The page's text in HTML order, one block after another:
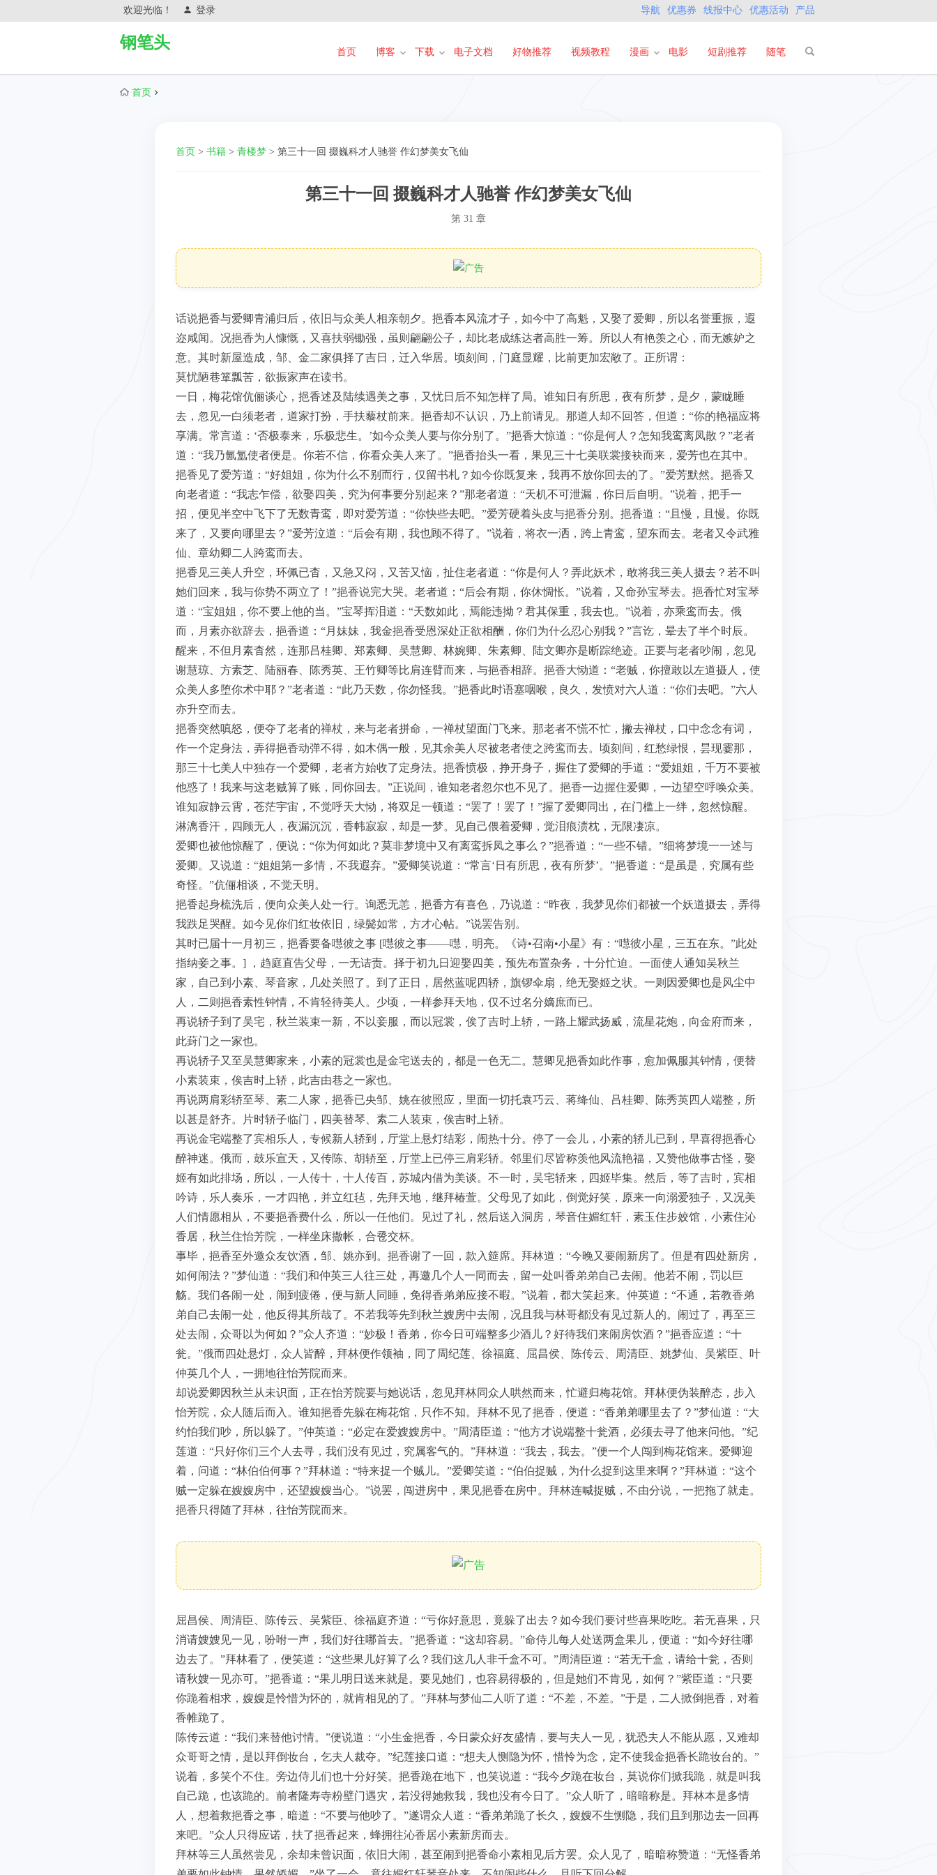
欢迎光临！ 登录 导航 优惠券 线报中心 优惠活动 产品
钢笔头
首页 博客 下载 电子文档 好物推荐 视频教程 漫画 电影 短剧推荐 随笔
首页
首页 > 书籍 > 青楼梦 > 第三十一回 掇巍科才人驰誉 作幻梦美女飞仙
第三十一回 掇巍科才人驰誉 作幻梦美女飞仙
第 31 章
话说挹香与爱卿青浦归后，依旧与众美人相亲朝夕。挹香本风流才子，如今中了高魁，又娶了爱卿，所以名誉重振，遐
迩咸闻。况挹香为人慷慨，又喜扶弱锄强，虽则翩翩公子，却比老成练达者高胜一筹。所以人有艳羡之心，而无嫉妒之
意。其时新屋造成，邹、金二家俱择了吉日，迁入华居。顷刻间，门庭显耀，比前更加宏敞了。正所谓：
莫忧陋巷箪瓢苦，欲振家声在读书。
一日，梅花馆伉俪谈心，挹香述及陆续遇美之事，又忧日后不知怎样了局。谁知日有所思，夜有所梦，是夕，蒙眬睡
去，忽见一白须老者，道家打扮，手扶藜杖前来。挹香却不认识，乃上前请见。那道人却不回答，但道：“你的艳福应将
享满。常言道：‘否极泰来，乐极悲生。’如今众美人要与你分别了。”挹香大惊道：“你是何人？怎知我鸾离凤散？”老者
道：“我乃氤氲使者便是。你若不信，你看众美人来了。”挹香抬头一看，果见三十七美联裳接袂而来，爱芳也在其中。
挹香见了爱芳道：“好姐姐，你为什么不别而行，仅留书札？如今你既复来，我再不放你回去的了。”爱芳默然。挹香又
向老者道：“我志乍偿，欲娶四美，究为何事要分别起来？”那老者道：“天机不可泄漏，你日后自明。”说着，把手一
招，便见半空中飞下了无数青鸾，即对爱芳道：“你快些去吧。”爱芳硬着头皮与挹香分别。挹香道：“且慢，且慢。你既
来了，又要向哪里去？”爱芳泣道：“后会有期，我也顾不得了。”说着，将衣一洒，跨上青鸾，望东而去。老者又令武雅
仙、章幼卿二人跨鸾而去。
挹香见三美人升空，环佩已杳，又急又闷，又苦又恼，扯住老者道：“你是何人？弄此妖术，敢将我三美人摄去？若不叫
她们回来，我与你势不两立了！”挹香说完大哭。老者道：“后会有期，你休惆怅。”说着，又命孙宝琴去。挹香忙对宝琴
道：“宝姐姐，你不要上他的当。”宝琴挥泪道：“天数如此，焉能违拗？君其保重，我去也。”说着，亦乘鸾而去。俄
而，月素亦欲辞去，挹香道：“月妹妹，我金挹香受恩深处正欲相酬，你们为什么忍心别我？”言讫，晕去了半个时辰。
醒来，不但月素杳然，连那吕桂卿、郑素卿、吴慧卿、林婉卿、朱素卿、陆文卿亦是断踪绝迹。正要与老者吵闹，忽见
谢慧琼、方素芝、陆丽春、陈秀英、王竹卿等比肩连臂而来，与挹香相辞。挹香大恸道：“老贼，你擅敢以左道摄人，使
众美人多堕你术中耶？”老者道：“此乃天数，你勿怪我。”挹香此时语塞咽喉，良久，发愤对六人道：“你们去吧。”六人
亦升空而去。
挹香突然嗔怒，便夺了老者的禅杖，来与老者拼命，一禅杖望面门飞来。那老者不慌不忙，撇去禅杖，口中念念有词，
作一个定身法，弄得挹香动弹不得，如木偶一般，见其余美人尽被老者使之跨鸾而去。顷刻间，红愁绿恨，昙现霎那，
那三十七美人中独存一个爱卿，老者方始收了定身法。挹香愤极，挣开身子，握住了爱卿的手道：“爱姐姐，千万不要被
他惑了！我来与这老贼算了账，同你回去。”正说间，谁知老者忽尔也不见了。挹香一边握住爱卿，一边望空呼唤众美。
谁知寂静云霄，苍茫宇宙，不觉呼天大恸，将双足一顿道：“罢了！罢了！”握了爱卿同出，在门槛上一绊，忽然惊醒。
淋漓香汗，四顾无人，夜漏沉沉，香帏寂寂，却是一梦。见自己偎着爱卿，觉泪痕渍枕，无限凄凉。
爱卿也被他惊醒了，便说：“你为何如此？莫非梦境中又有离鸾拆凤之事么？”挹香道：“一些不错。”细将梦境一一述与
爱卿。又说道：“姐姐第一多情，不我遐弃。”爱卿笑说道：“常言‘日有所思，夜有所梦’。”挹香道：“是虽是，究属有些
奇怪。”伉俪相谈，不觉天明。
挹香起身梳洗后，便向众美人处一行。询悉无恙，挹香方有喜色，乃说道：“昨夜，我梦见你们都被一个妖道摄去，弄得
我跌足哭醒。如今见你们红妆依旧，绿鬓如常，方才心帖。”说罢告别。
其时已届十一月初三，挹香要备嚖彼之事 [嚖彼之事——嚖，明亮。《诗•召南•小星》有：“嚖彼小星，三五在东。”此处
指纳妾之事。] ，趋庭直告父母，一无诘责。择于初九日迎娶四美，预先布置杂务，十分忙迫。一面使人通知吴秋兰
家，自己到小素、琴音家，几处关照了。到了正日，居然蓝呢四轿，旗锣伞扇，绝无娶姬之状。一则因爱卿也是风尘中
人，二则挹香素性钟情，不肯轻待美人。少顷，一样参拜天地，仅不过名分嫡庶而已。
再说轿子到了吴宅，秋兰装束一新，不以妾服，而以冠裳，俟了吉时上轿，一路上耀武扬威，流星花炮，向金府而来，
此葑门之一家也。
再说轿子又至吴慧卿家来，小素的冠裳也是金宅送去的，都是一色无二。慧卿见挹香如此作事，愈加佩服其钟情，便替
小素装束，俟吉时上轿，此吉由巷之一家也。
再说两肩彩轿至琴、素二人家，挹香已央邹、姚在彼照应，里面一切托袁巧云、蒋绛仙、吕桂卿、陈秀英四人端整，所
以甚是舒齐。片时轿子临门，四美替琴、素二人装束，俟吉时上轿。
再说金宅端整了宾相乐人，专候新人轿到，厅堂上悬灯结彩，闹热十分。停了一会儿，小素的轿儿已到，早喜得挹香心
醉神迷。俄而，鼓乐宣天，又传陈、胡轿至，厅堂上已停三肩彩轿。邻里们尽皆称羡他风流艳福，又赞他做事古怪，娶
姬有如此排场，所以，一人传十，十人传百，苏城内借为美谈。不一时，吴宅轿来，四姬毕集。然后，等了吉时，宾相
吟诗，乐人奏乐，一才四艳，并立红毡，先拜天地，继拜椿萱。父母见了如此，倒觉好笑，原来一向溺爱独子，又况美
人们情愿相从，不要挹香费什么，所以一任他们。见过了礼，然后送入洞房，琴音住媚红轩，素玉住步姣馆，小素住沁
香居，秋兰住怡芳院，一样坐床撒帐，合卺交杯。
事毕，挹香至外邀众友饮酒，邹、姚亦到。挹香谢了一回，款入筵席。拜林道：“今晚又要闹新房了。但是有四处新房，
如何闹法？”梦仙道：“我们和仲英三人往三处，再邀几个人一同而去，留一处叫香弟弟自己去闹。他若不闹，罚以巨
觞。我们各闹一处，闹到疲倦，便与新人同睡，免得香弟弟应接不暇。”说着，都大笑起来。仲英道：“不通，若教香弟
弟自己去闹一处，他反得其所哉了。不若我等先到秋兰嫂房中去闹，况且我与林哥都没有见过新人的。闹过了，再至三
处去闹，众哥以为何如？”众人齐道：“妙极！香弟，你今日可端整多少酒儿？好待我们来闹房饮酒？”挹香应道：“十
瓮。”俄而四处悬灯，众人皆醉，拜林便作领袖，同了周纪莲、徐福庭、屈昌侯、陈传云、周清臣、姚梦仙、吴紫臣、叶
仲英几个人，一拥地往怡芳院而来。
却说爱卿因秋兰从未识面，正在怡芳院要与她说话，忽见拜林同众人哄然而来，忙避归梅花馆。拜林便伪装醉态，步入
怡芳院，众人随后而入。谁知挹香先躲在梅花馆，只作不知。拜林不见了挹香，便道：“香弟弟哪里去了？”梦仙道：“大
约怕我们吵，所以躲了。”仲英道：“必定在爱嫂嫂房中。”周清臣道：“他方才说端整十瓮酒，必须去寻了他来问他。”纪
莲道：“只好你们三个人去寻，我们没有见过，究属客气的。”拜林道：“我去，我去。”便一个人闯到梅花馆来。爱卿迎
着，问道：“林伯伯何事？”拜林道：“特来捉一个贼儿。”爱卿笑道：“伯伯捉贼，为什么捉到这里来啊？”拜林道：“这个
贼一定躲在嫂嫂房中，还望嫂嫂当心。”说罢，闯进房中，果见挹香在房中。拜林连喊捉贼，不由分说，一把拖了就走。
挹香只得随了拜林，往怡芳院而来。
屈昌侯、周清臣、陈传云、吴紫臣、徐福庭齐道：“亏你好意思，竟躲了出去？如今我们要讨些喜果吃吃。若无喜果，只
消请嫂嫂见一见，吩咐一声，我们好往哪首去。”挹香道：“这却容易。”命侍儿每人处送两盒果儿，便道：“如今好往哪
边去了。”拜林看了，便笑道：“这些果儿好算了么？我们这几人非千盒不可。”周清臣道：“若无千盒，请给十瓮，否则
请秋嫂一见亦可。”挹香道：“果儿明日送来就是。要见她们，也容易得极的，但是她们不肯见，如何？”紫臣道：“只要
你跪着相求，嫂嫂是怜惜为怀的，就肯相见的了。”拜林与梦仙二人听了道：“不差，不差。”于是，二人掀倒挹香，对着
香帷跪了。
陈传云道：“我们来替他讨情。”便说道：“小生金挹香，今日蒙众好友盛情，要与夫人一见，犹恐夫人不能从愿，又难却
众哥哥之情，是以拜倒妆台，乞夫人裁夺。”纪莲接口道：“想夫人恻隐为怀，惜怜为念，定不使我金挹香长跪妆台的。”
说着，多笑个不住。旁边侍儿们也十分好笑。挹香跪在地下，也笑说道：“我今夕跪在妆台，莫说你们掀我跪，就是叫我
自己跪，也该跪的。前者隆寿寺粉壁门遇灾，若没得她救我，我也没有今日了。”众人听了，暗暗称是。拜林本是多情
人，想着救挹香之事，暗道：“不要与他吵了。”遂谓众人道：“香弟弟跪了长久，嫂嫂不生恻隐，我们且到那边去一回再
来吧。”众人只得应诺，扶了挹香起来，蜂拥往沁香居小素新房而去。
拜林等三人虽然尝见，余却未曾识面，依旧大闹，甚至闹到挹香命小素相见后方罢。众人见了，暗暗称赞道：“无怪香弟